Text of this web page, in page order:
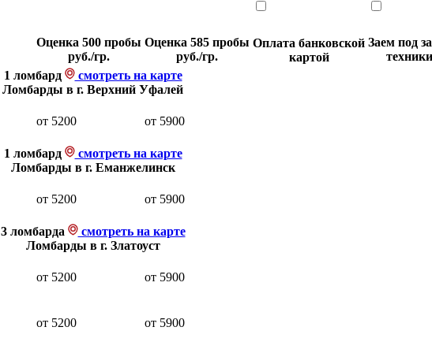
Оценка 500 пробы
руб./гр.
Оценка 585 пробы
руб./гр.
Оплата банковской
картой
Заем под
техники
1 ломбард
смотреть на карте
Ломбарды в г. Верхний Уфалей
от 5200 от 5900
1 ломбард
смотреть на карте
Ломбарды в г. Еманжелинск
от 5200 от 5900
3 ломбарда
смотреть на карте
Ломбарды в г. Златоуст
от 5200 от 5900
от 5200 от 5900